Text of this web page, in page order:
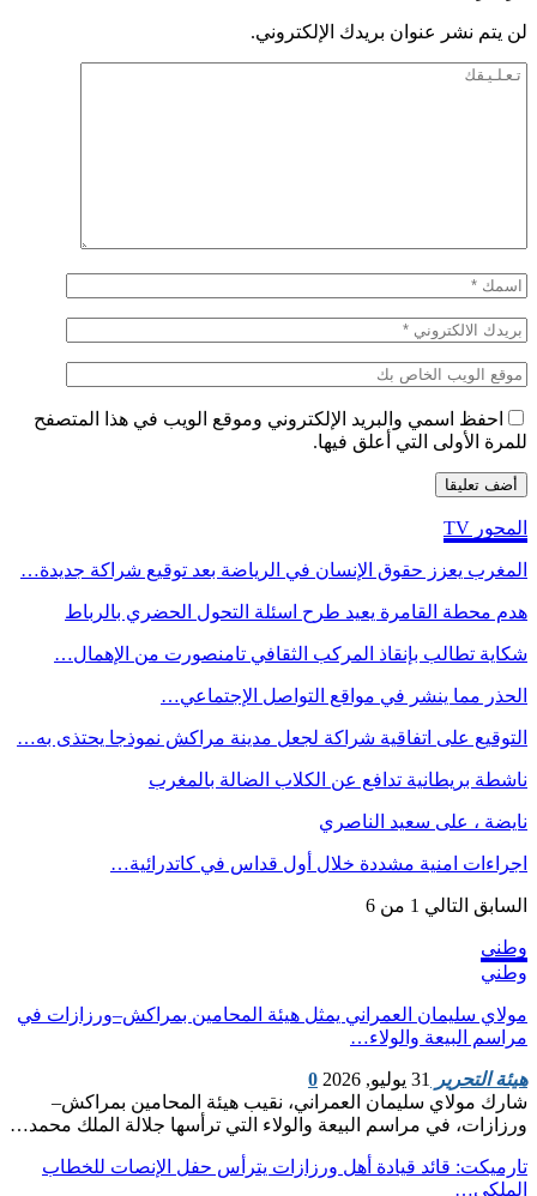
لن يتم نشر عنوان بريدك الإلكتروني.
احفظ اسمي والبريد الإلكتروني وموقع الويب في هذا المتصفح
للمرة الأولى التي أعلق فيها.
المحور TV
المغرب يعزز حقوق الإنسان في الرياضة بعد توقيع شراكة جديدة…
هدم محطة القامرة يعيد طرح اسئلة التحول الحضري بالرباط
شكاية تطالب بإنقاذ المركب الثقافي تامنصورت من الإهمال…
الحذر مما ينشر في مواقع التواصل الإجتماعي…
التوقيع على اتفاقية شراكة لجعل مدينة مراكش نموذجا يحتذى به…
ناشطة بريطانية تدافع عن الكلاب الضالة بالمغرب
نايضة ، على سعيد الناصري
اجراءات امنية مشددة خلال أول قداس في كاتدرائية…
السابق التالي 1 من 6
وطني
وطني
مولاي سليمان العمراني يمثل هيئة المحامين بمراكش–ورزازات في
مراسم البيعة والولاء…
هيئة التحرير 31 يوليو, 2026
0
شارك مولاي سليمان العمراني، نقيب هيئة المحامين بمراكش–
ورزازات، في مراسم البيعة والولاء التي ترأسها جلالة الملك محمد…
تارميكت: قائد قيادة أهل ورزازات يترأس حفل الإنصات للخطاب
الملكي…